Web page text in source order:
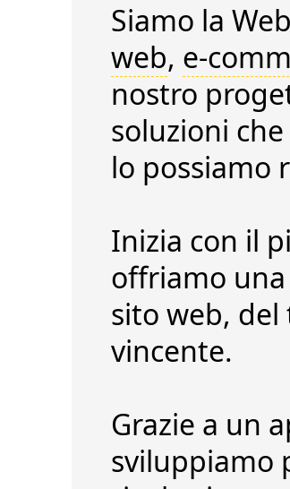
Siamo la
web, e-
nostro
soluzioni
lo possiamo
Inizia con il
offriamo
sito web,
vincente.
Grazie a un
sviluppiamo